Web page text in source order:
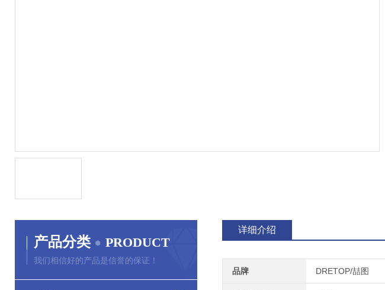
产品分类 PRODUCT
我们相信好的产品是信誉的保证！
详细介绍
品牌 DRETOP/喆图